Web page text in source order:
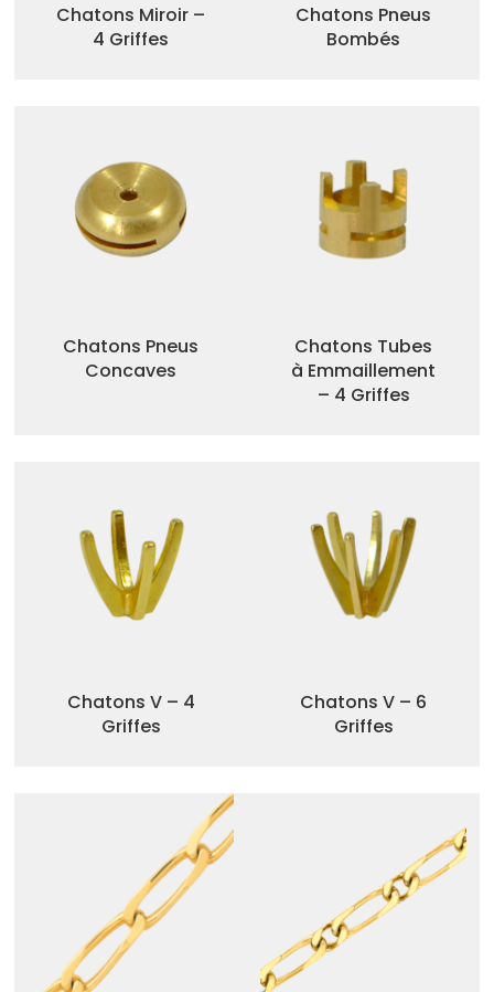
Chatons Miroir –
4 Griffes
Chatons Pneus
Bombés
Chatons Pneus
Concaves
Chatons Tubes
à Emmaillement
– 4 Griffes
Chatons V – 4
Griffes
Chatons V – 6
Griffes